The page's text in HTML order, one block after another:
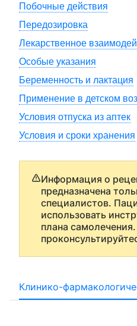
Побочные действия
Передозировка
Лекарственное
Особые указания
Беременность и лактация
Применение в детском
Условия отпуска из аптек
Условия и сроки хранения
Информация о
предназначена
специалистов.
использовать
плана
Клинико-